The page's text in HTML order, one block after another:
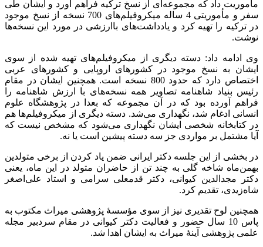
مأموریت داد که مجموعه‌ای از نسخ ترکیه فراهم آورد و ایشان طی
سفر و مأموریتی 4 ساله میکروفیلم‌های 700 نسخه از نسخ موجود
در ترکیه را تهیه کرد و یادداشت‌های باارزشی در مورد این نسخه‌ها
نوشت.
وی ادامه داد: دسته دیگری از میکروفیلم‌های تهیه شده از سوی
ایشان به نسخ موجود در کشورهای اروپایی و کشورهای عربی
اختصاص دارد که حدود 800 نسخه است. همچنین ایشان در مقام
رئیس بنیاد شاهنامه تصاویر همه نسخه‌های با ارزش شاهنامه را
فراهم آورده بود که در آن مجموعه که بعدا در پژوهشگاه علوم
انسانی ادغام شد، نگهداری می‌شد. دسته دیگری از میکروفیلم‌ها هم
در کتابخانه شخصی ایشان نگهداری می‌شود که مشخص نیست که
آیا مشتمل بر مواردی جز سه دسته پیشین است یا نه.
در بخشی از این جلسه دکتر ایرانی ضمن یاد کردن از برخی متولدین
بهمن‌ماه شاخه گلی به چند تن از حاضران متولد در این ماه، یعنی
دکتر مجدالدین کیوانی، دکتر قدمعلی سرامی و استاد علی‌اصغر
شاه‌زیدی، تقدیم کرد.
همچنین لوح تقدیری نیز از سوی مؤسسۀ پژوهشی میراث مکتوب به
پاس 10 سال حضور و فعالیت دکتر کیوانی در مقام سردبیر مجله
علمی پژوهشی آینۀ میراث به ایشان اهدا شد.